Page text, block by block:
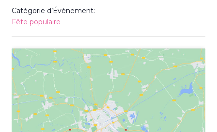
Catégorie d’Évènement:
Fête populaire